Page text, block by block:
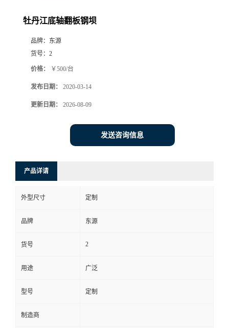
牡丹江底轴翻板钢坝
品牌： 东源
货号： 2
价格： ￥500/台
发布日期： 2020-03-14
更新日期： 2026-08-09
发送咨询信息
产品详请
外型尺寸 定制
品牌 东源
货号 2
用途 广泛
型号 定制
制造商